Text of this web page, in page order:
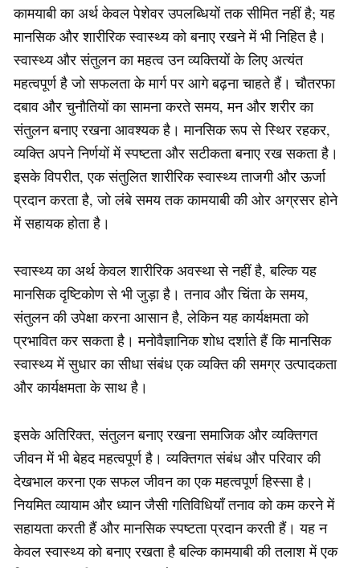
कामयाबी का अर्थ केवल पेशेवर उपलब्धियों तक सीमित नहीं है; यह
मानसिक और शारीरिक स्वास्थ्य को बनाए रखने में भी निहित है।
स्वास्थ्य और संतुलन का महत्व उन व्यक्तियों के लिए अत्यंत
महत्वपूर्ण है जो सफलता के मार्ग पर आगे बढ़ना चाहते हैं। चौतरफा
दबाव और चुनौतियों का सामना करते समय, मन और शरीर का
संतुलन बनाए रखना आवश्यक है। मानसिक रूप से स्थिर रहकर,
व्यक्ति अपने निर्णयों में स्पष्टता और सटीकता बनाए रख सकता है।
इसके विपरीत, एक संतुलित शारीरिक स्वास्थ्य ताजगी और ऊर्जा
प्रदान करता है, जो लंबे समय तक कामयाबी की ओर अग्रसर होने
में सहायक होता है।
स्वास्थ्य का अर्थ केवल शारीरिक अवस्था से नहीं है, बल्कि यह
मानसिक दृष्टिकोण से भी जुड़ा है। तनाव और चिंता के समय,
संतुलन की उपेक्षा करना आसान है, लेकिन यह कार्यक्षमता को
प्रभावित कर सकता है। मनोवैज्ञानिक शोध दर्शाते हैं कि मानसिक
स्वास्थ्य में सुधार का सीधा संबंध एक व्यक्ति की समग्र उत्पादकता
और कार्यक्षमता के साथ है।
इसके अतिरिक्त, संतुलन बनाए रखना समाजिक और व्यक्तिगत
जीवन में भी बेहद महत्वपूर्ण है। व्यक्तिगत संबंध और परिवार की
देखभाल करना एक सफल जीवन का एक महत्वपूर्ण हिस्सा है।
नियमित व्यायाम और ध्यान जैसी गतिविधियाँ तनाव को कम करने में
सहायता करती हैं और मानसिक स्पष्टता प्रदान करती हैं। यह न
केवल स्वास्थ्य को बनाए रखता है बल्कि कामयाबी की तलाश में एक